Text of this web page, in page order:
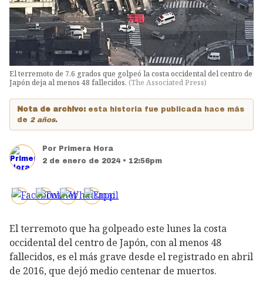
El terremoto de 7.6 grados que golpeó la costa occidental del centro de
Japón deja al menos 48 fallecidos. (The Associated Press)
Nota de archivo: esta historia fue publicada hace más
de 2 años.
Por Primera Hora
2 de enero de 2024 • 12:56pm
El terremoto que ha golpeado este lunes la costa
occidental del centro de Japón, con al menos 48
fallecidos, es el más grave desde el registrado en abril
de 2016, que dejó medio centenar de muertos.